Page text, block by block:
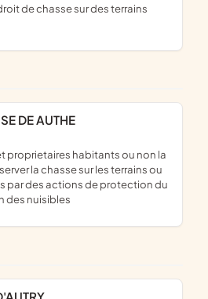
DE AUTHE
la chasse sur les terrains ou
par des actions de protection du
des nuisibles